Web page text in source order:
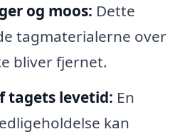
og moos: Dette
tagmaterialerne over
bliver fjernet.
tagets levetid: En
kan